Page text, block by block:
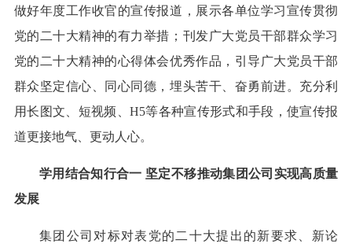
做好年度工作收官的宣传报道，展示各单位学习宣传贯彻
党的二十大精神的有力举措；刊发广大党员干部群众学习
党的二十大精神的心得体会优秀作品，引导广大党员干部
群众坚定信心、同心同德，埋头苦干、奋勇前进。充分利
用长图文、短视频、H5等各种宣传形式和手段，使宣传报
道更接地气、更动人心。
学用结合知行合一 坚定不移推动集团公司实现高质量
发展
集团公司对标对表党的二十大提出的新要求、新论